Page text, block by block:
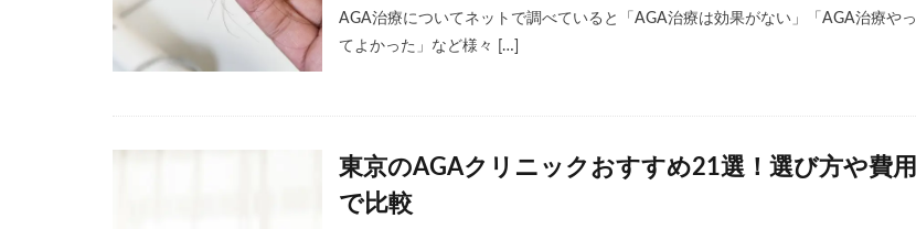
AGA治療についてネットで調べていると「AGA治療は効果がない」「AGA治療やっ
てよかった」など様々 […]
東京のAGAクリニックおすすめ21選！選び方や費用
で比較